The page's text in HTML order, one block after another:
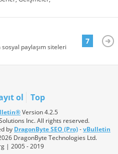
paylaşım siteleri
7
ol Top
Version 4.2.5
Inc. All rights reserved.
by DragonByte SEO (Pro)-vBulletin
DragonByte Technologies Ltd.
| 2005 - 2019